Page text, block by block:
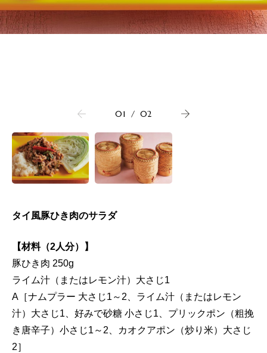
01 / 02
タイ風豚ひき肉のサラダ
【材料（2人分）】
豚ひき肉 250g
ライム汁（またはレモン汁）大さじ1
A［ナムプラー 大さじ1～2、ライム汁（またはレモン
汁）大さじ1、好みで砂糖 小さじ1、プリックポン（粗挽
き唐辛子）小さじ1～2、カオクアポン（炒り米）大さじ
2］